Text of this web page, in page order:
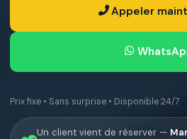
Appeler
Prix fixe • Sans surprise • Disponible 24/7
Un client vient de réserver —